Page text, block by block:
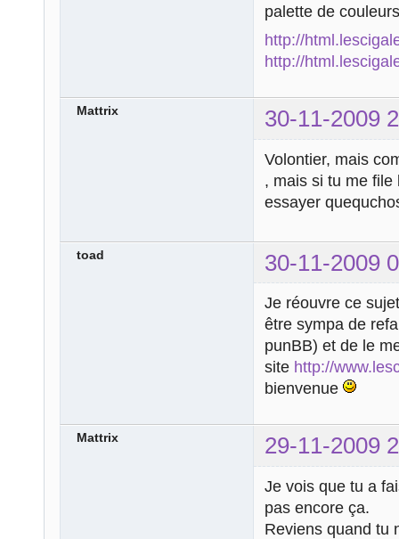
palette de
http://
http://
Mattrix 30-11-2009
Volontier, mais
, mais si tu me
essayer
toad 30-11-2009
Je réouvre ce
être sympa de
punBB) et de le
site http://
bienvenue
Mattrix 29-11-2009
Je vois que tu a
pas encore ça.
Reviens quand tu